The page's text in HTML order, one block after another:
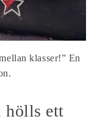
klasser!” En
hölls ett